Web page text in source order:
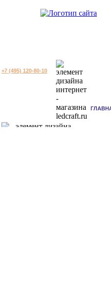
+7 (495) 120-80-10